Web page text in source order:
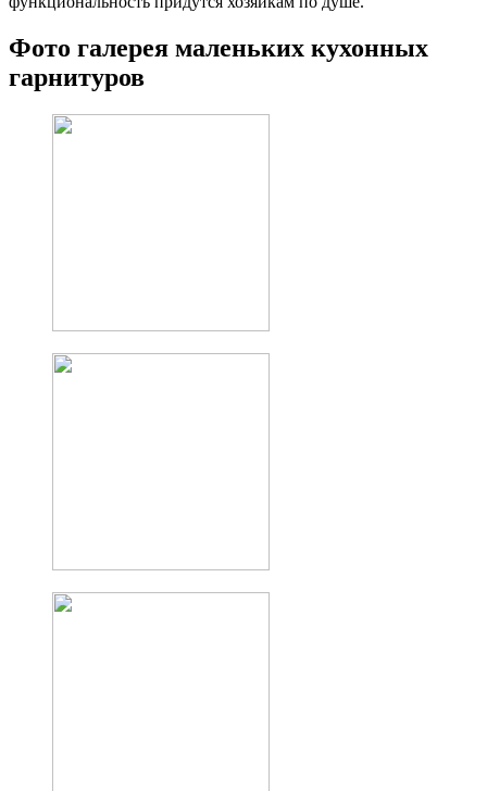
Фото галерея маленьких кухонных
гарнитуров